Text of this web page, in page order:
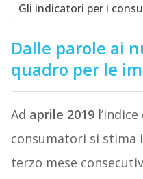
Gli indicatori per i
Dalle parole ai
quadro per le
Ad aprile 2019l’indice
consumatori si stima
terzo mese